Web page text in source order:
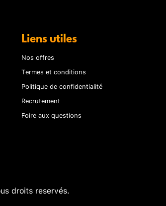
Liens utiles
Nos offres
Termes et conditions
Politique de confidentialité
Recrutement
Foire aux questions
droits reservés.